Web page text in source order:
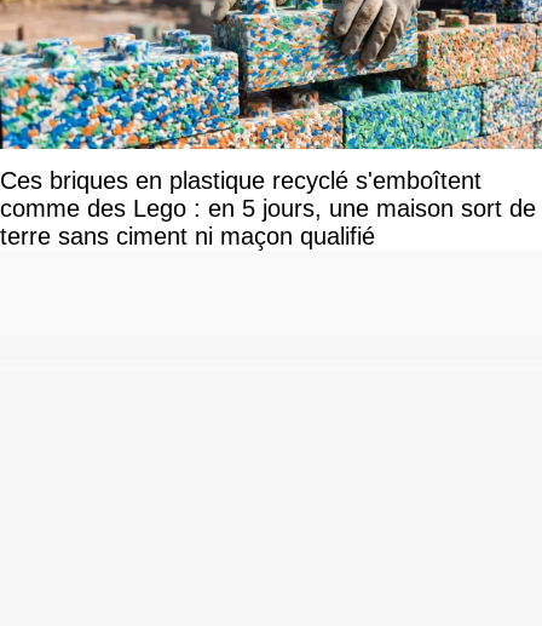
Ces briques en plastique recyclé s'emboîtent
comme des Lego : en 5 jours, une maison sort de
terre sans ciment ni maçon qualifié